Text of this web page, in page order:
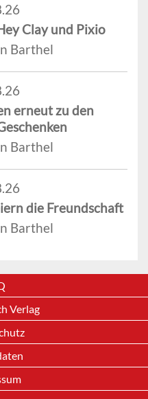
Clay und Pixio
Barthel
erneut zu den
Barthel
die Freundschaft
Barthel
Verlag